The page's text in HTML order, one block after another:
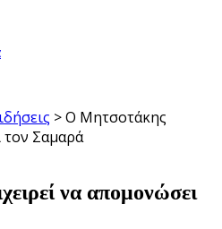
>Ο Μητσοτάκης
τον Σαμαρά
να απομονώσει